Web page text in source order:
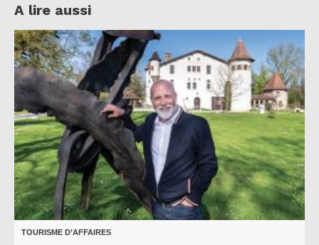
A lire aussi
TOURISME D’AFFAIRES